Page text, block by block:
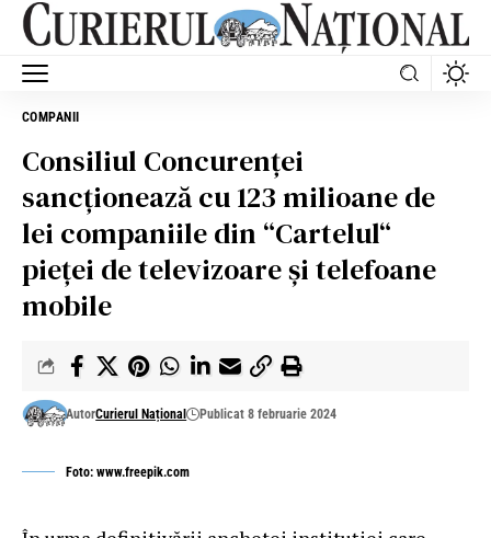
COMPANII
Consiliul Concurenței
sancționează cu 123 milioane de
lei companiile din “Cartelul“
pieței de televizoare și telefoane
mobile
AutorCurierul Național Publicat 8 februarie 2024
Foto: www.freepik.com